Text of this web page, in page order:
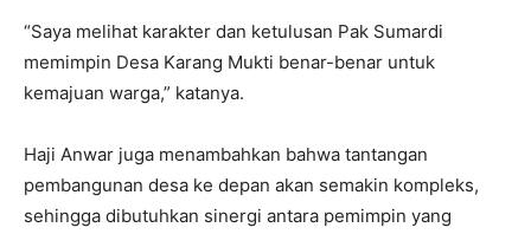
“Saya melihat karakter dan ketulusan Pak Sumardi
memimpin Desa Karang Mukti benar-benar untuk
kemajuan warga,” katanya.
Haji Anwar juga menambahkan bahwa tantangan
pembangunan desa ke depan akan semakin kompleks,
sehingga dibutuhkan sinergi antara pemimpin yang